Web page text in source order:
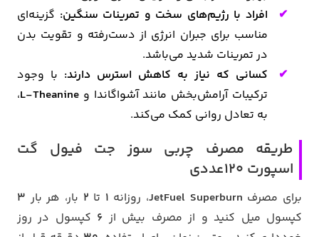
افراد با رژیم‌های سخت و تمرینات سنگین: گزینه‌ای
مناسب برای جبران انرژی از دست‌رفته و تقویت بدن
در تمرینات شدید می‌باشد.
کسانی که نیاز به کاهش استرس دارند: با وجود
ترکیبات آرامش‌بخش مانند آشواگاندا و L-Theanine،
به تعادل روانی کمک می‌کند.
طریقه مصرف چربی سوز جت فیول گت
اسپورت 120عددی
برای مصرف JetFuel Superburn، روزانه 1 تا 2 بار، هر بار 3
کپسول میل کنید و از مصرف بیش از 6 کپسول در روز